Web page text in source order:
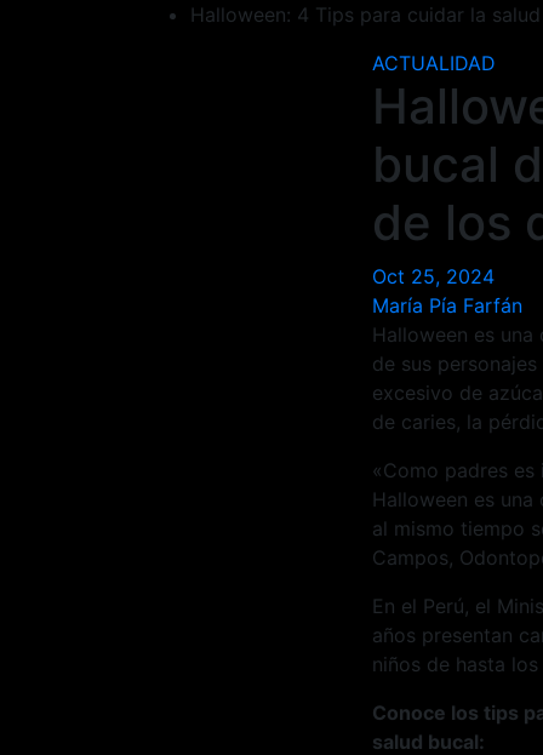
Halloween: 4 Tips para cuidar la
ACTUALIDAD
bucal
de los
Oct 25, 2024
María Pía Farfán
Halloween es
de sus
excesivo de
de caries, la
«Como padres
Halloween es
al mismo tiempo
Campos,
En el Perú, el
años presentan
niños de hasta
Conoce los tips
salud bucal: